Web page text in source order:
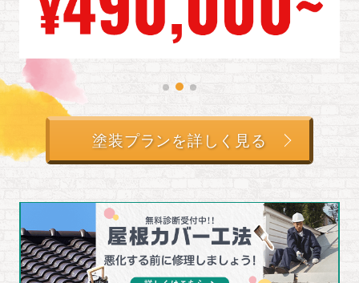
塗装プランを詳しく見る